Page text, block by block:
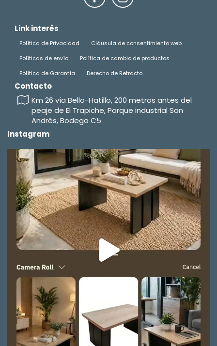
fb
in
Link interés
Política de Privacidad
Cláusula de consentimiento web
Políticas de envío
Política de cambio de productos
Política de Garantía
Derecho de Retracto
Contacto
Km 26 vía Bello-Hatillo, 200 metros antes del
peaje de El Trapiche, Parque industrial San
Andrés, Bodega C5
Instagram